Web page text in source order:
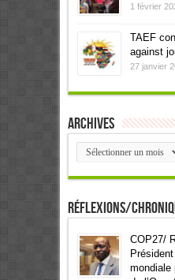
1 février
TAEF
against
27 janvier
Archives
Archives
Réflexions/
COP27/
mondiale